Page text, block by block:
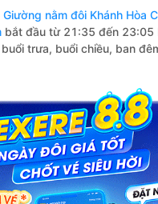
Giường nằm đôi Khánh Hòa
bắt đầu từ 21:35 đến 23:05
trưa, buổi chiều, ban
nằm đôi đi Cam
đôi Khánh Hòa Cam Lâm